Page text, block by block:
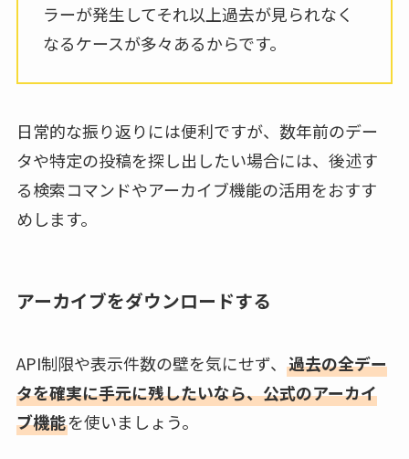
ラーが発生してそれ以上過去が見られなく
なるケースが多々あるからです。
日常的な振り返りには便利ですが、数年前のデー
タや特定の投稿を探し出したい場合には、後述す
る検索コマンドやアーカイブ機能の活用をおすす
めします。
アーカイブをダウンロードする
API制限や表示件数の壁を気にせず、 過去の全デー
タを確実に手元に残したいなら、公式のアーカイ
ブ機能を使いましょう。